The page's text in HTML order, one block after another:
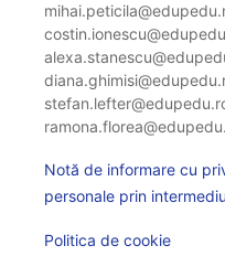
Notă de informare cu
personale prin
Politica de cookie